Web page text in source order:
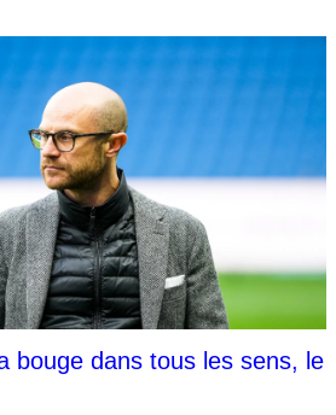
bouge dans tous les sens, le